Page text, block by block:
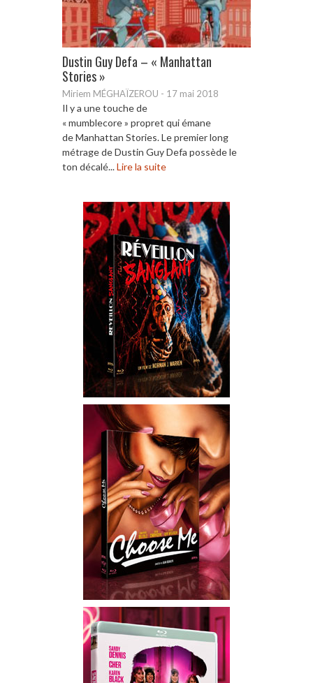
Dustin Guy Defa – « Manhattan
Stories »
Miriem MÉGHAÏZEROU - 17 mai 2018
Il y a une touche de
« mumblecore » propret qui émane
de Manhattan Stories. Le premier long
métrage de Dustin Guy Defa possède le
ton décalé...Lire la suite